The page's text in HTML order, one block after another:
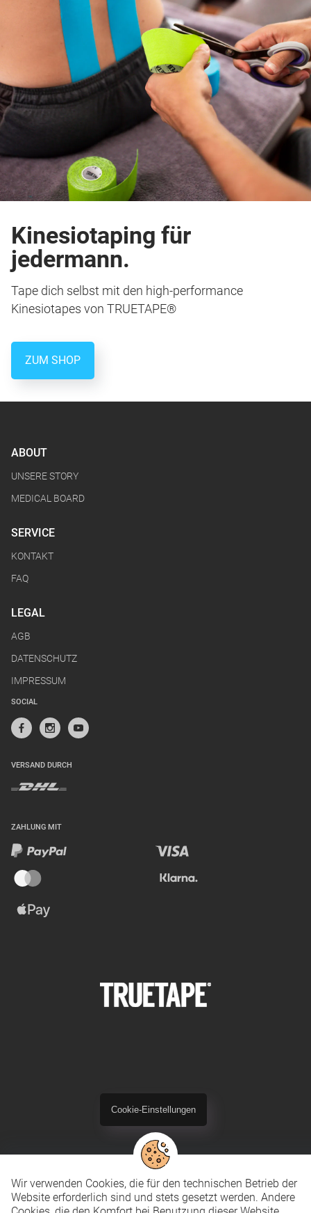
Wir verwenden Cookies, die für den technischen Betrieb der
Website erforderlich sind und stets gesetzt werden. Andere
Kinesiotaping für
jedermann.
Tape dich selbst mit den high-performance
Kinesiotapes von TRUETAPE®
ZUM SHOP
ABOUT
UNSERE STORY
MEDICAL BOARD
SERVICE
KONTAKT
FAQ
LEGAL
AGB
DATENSCHUTZ
IMPRESSUM
SOCIAL
VERSAND DURCH
ZAHLUNG MIT
Cookie-Einstellungen